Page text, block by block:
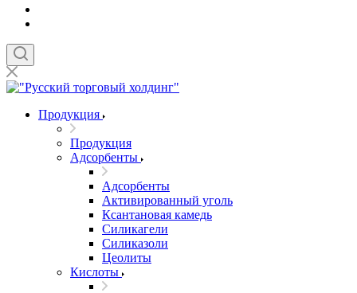
Продукция
Продукция
Адсорбенты
Адсорбенты
Активированный уголь
Ксантановая камедь
Силикагели
Силиказоли
Цеолиты
Кислоты